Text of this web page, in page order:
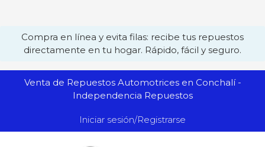
Compra en línea y evita filas: recibe tus repuestos
directamente en tu hogar. Rápido, fácil y seguro.
Venta de Repuestos Automotrices en Conchalí -
Independencia Repuestos
Iniciar sesión/Registrarse